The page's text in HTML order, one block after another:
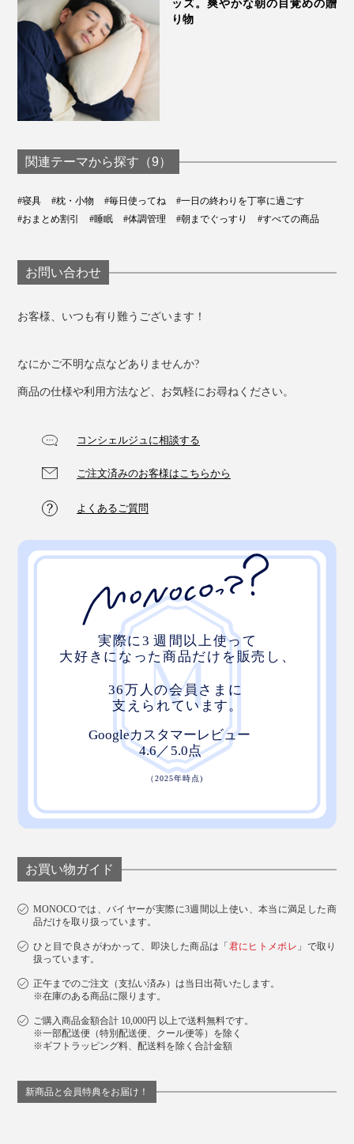
カバーの上面は、私たちのアタマにも、枕にも、それぞ
れフィットするように、メッシュ状の立体ニット地「フ
ュージョン」を採用。
伸びと通気性がよく、顔が直接触れても、跡がつきにく
ニット地を。
これだけ、いろんな素材や縫製を採用していますが、
『PRO-8（プロハチ）枕』は、丸洗いOK。そのままネ
ットに入れて、洗濯機の弱水流で洗えます。
さあ、枕のプロ8人が集まってつくった“プロハチ”、あな
たも、理想のあお向け寝を体感してください。
ッズ。爽やかな朝の目覚めの贈
り物
関連テーマから探す（9）
#寝具 #枕・小物 #毎日使ってね
#一日の終わりを丁寧に過ごす
#おまとめ割引
#睡眠 #体調管理 #朝までぐっすり #すべての商品
お問い合わせ
お客様、いつも有り難うございます！
なにかご不明な点などありませんか?
商品の仕様や利用方法など、お気軽にお尋ねください。
コンシェルジュに相談する
ご注文済みのお客様はこちらから
よくあるご質問
お買い物ガイド
MONOCOでは、バイヤーが実際に3週間以上使い、本当に満足した商
品だけを取り扱っています。
ひと目で良さがわかって、即決した商品は「君にヒトメボレ 」で取り
扱っています。
正午までのご注文（支払い済み）は当日出荷いたします。
※在庫のある商品に限ります。
ご購入商品金額合計 10,000円 以上で送料無料です。
※一部配送便（特別配送便、クール便等）を除く
※ギフトラッピング料、配送料を除く合計金額
新商品と会員特典をお届け！